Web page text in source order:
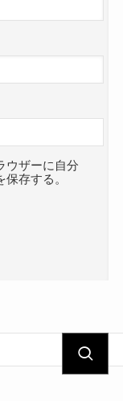
ウザーに自分
存する。